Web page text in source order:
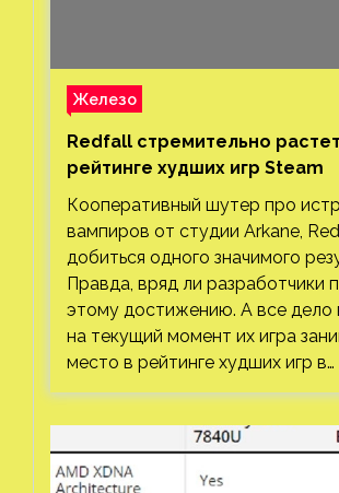
Железо
Redfall стремительно
рейтинге худших игр Steam
Кооперативный шутер про
вампиров от студии Arkane,
добиться одного значимого
Правда, вряд ли разработчики
этому достижению. А все дело
на текущий момент их игра
место в рейтинге худших игр в…